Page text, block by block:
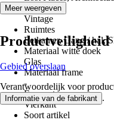
Stijl
Vintage
Ruimtes
Eetkamer, Gang / hal,
Materiaal witte doek
Glas
Materiaal frame
-
Formaat
Vierkant
Soort artikel
Meer weergeven
Productveiligheid
Gebied overslaan
Verantwoordelijk voor
Informatie van de fabrikant .